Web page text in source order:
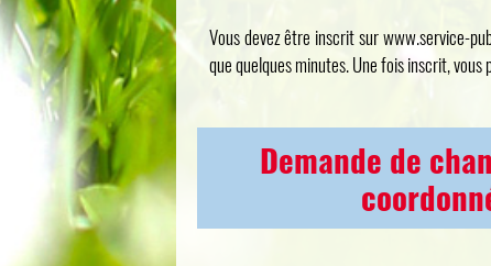
Vous devez être inscrit sur www.service-
que quelques minutes. Une fois inscrit,
Demande de